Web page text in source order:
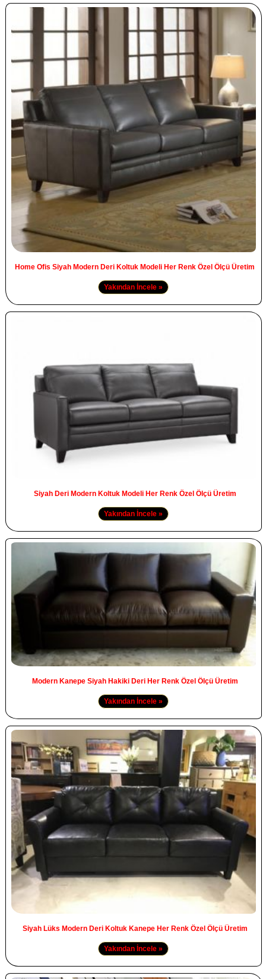
Home Ofis Siyah Modern Deri Koltuk Modeli Her Renk Özel Ölçü Üretim
Yakından İncele »
Siyah Deri Modern Koltuk Modeli Her Renk Özel Ölçü Üretim
Yakından İncele »
Modern Kanepe Siyah Hakiki Deri Her Renk Özel Ölçü Üretim
Yakından İncele »
Siyah Lüks Modern Deri Koltuk Kanepe Her Renk Özel Ölçü Üretim
Yakından İncele »